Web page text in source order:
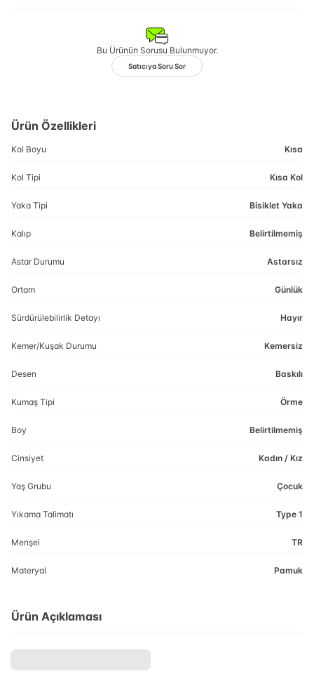
Bu Ürünün Sorusu Bulunmuyor.
Satıcıya Soru Sor
Ürün Özellikleri
Kol Boyu Kısa
Kol Tipi Kısa Kol
Yaka Tipi Bisiklet Yaka
Kalıp Belirtilmemiş
Astar Durumu Astarsız
Ortam Günlük
Sürdürülebilirlik Detayı Hayır
Kemer/Kuşak Durumu Kemersiz
Desen Baskılı
Kumaş Tipi Örme
Boy Belirtilmemiş
Cinsiyet Kadın / Kız
Yaş Grubu Çocuk
Yıkama Talimatı Type 1
Menşei TR
Materyal Pamuk
Ürün Açıklaması